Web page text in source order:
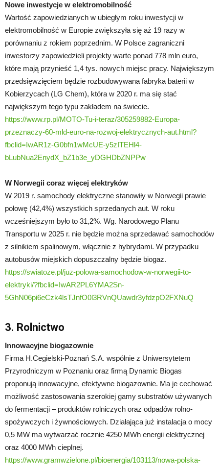
Nowe inwestycje w elektromobilność
Wartość zapowiedzianych w ubiegłym roku inwestycji w
elektromobilność w Europie zwiększyła się aż 19 razy w
porównaniu z rokiem poprzednim. W Polsce zagraniczni
inwestorzy zapowiedzieli projekty warte ponad 778 mln euro,
które mają przynieść 1,4 tys. nowych miejsc pracy. Największym
przedsięwzięciem będzie rozbudowywana fabryka baterii w
Kobierzycach (LG Chem), która w 2020 r. ma się stać
największym tego typu zakładem na świecie.
https://www.rp.pl/MOTO-Tu-i-teraz/305259882-Europa-
przeznaczy-60-mld-euro-na-rozwoj-elektrycznych-aut.html?
fbclid=IwAR1z-G0bfn1wMcUE-y5zITEHl4-
bLubNua2EnydX_bZ1b3e_yDGHDbZNPPw
W Norwegii coraz więcej elektryków
W 2019 r. samochody elektryczne stanowiły w Norwegii prawie
połowę (42,4%) wszystkich sprzedanych aut. W roku
wcześniejszym było to 31,2%. Wg. Narodowego Planu
Transportu w 2025 r. nie będzie można sprzedawać samochodów
z silnikiem spalinowym, włącznie z hybrydami. W przypadku
autobusów miejskich dopuszczalny będzie biogaz.
https://swiatoze.pl/juz-polowa-samochodow-w-norwegii-to-
elektryki/?fbclid=IwAR2PL6YMA2Sn-
5GhN06pi6eCzk4lsTJnfO0l3RVnQUawdr3yfdzpO2FXNuQ
3. Rolnictwo
Innowacyjne biogazownie
Firma H.Cegielski-Poznań S.A. wspólnie z Uniwersytetem
Przyrodniczym w Poznaniu oraz firmą Dynamic Biogas
proponują innowacyjne, efektywne biogazownie. Ma je cechować
możliwość zastosowania szerokiej gamy substratów używanych
do fermentacji – produktów rolniczych oraz odpadów rolno-
spożywczych i żywnościowych. Działająca już instalacja o mocy
0,5 MW ma wytwarzać rocznie 4250 MWh energii elektrycznej
oraz 4000 MWh cieplnej.
https://www.gramwzielone.pl/bioenergia/103113/nowa-polska-